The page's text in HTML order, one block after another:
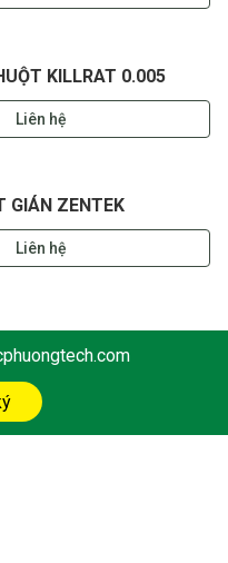
KILLRAT 0.005
Liên hệ
GIÁN ZENTEK
Liên hệ